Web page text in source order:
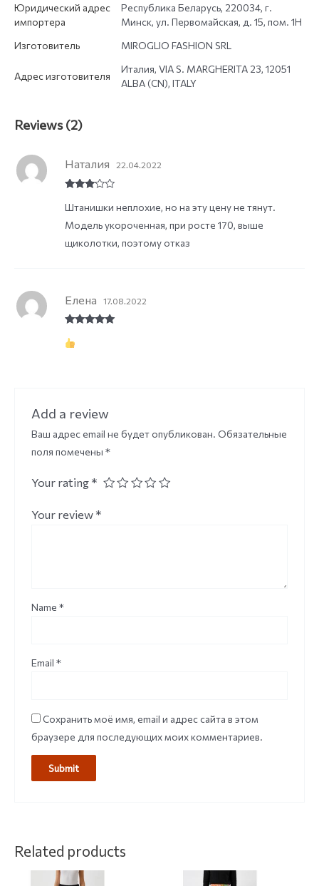
Юридический адрес
импортера
Республика Беларусь, 220034, г.
Минск, ул. Первомайская, д. 15, пом. 1Н
Изготовитель
MIROGLIO FASHION SRL
Адрес изготовителя
Италия, VIA S. MARGHERITA 23, 12051
ALBA (CN), ITALY
Reviews (2)
out of
Наталия 22.04.2022
Штанишки неплохие, но на эту цену не тянут.
Модель укороченная, при росте 170, выше
щиколотки, поэтому отказ
of 5
Елена 17.08.2022
Add a review
Ваш адрес email не будет опубликован. Обязательные
поля помечены *
Your rating *
Your review *
Name *
Email *
Сохранить моё имя, email и адрес сайта в этом
браузере для последующих моих комментариев.
Related products